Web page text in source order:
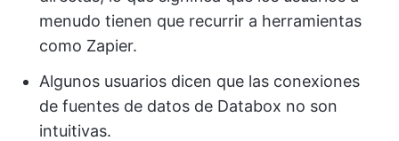
menudo tienen que recurrir a herramientas
como Zapier.
Algunos usuarios dicen que las conexiones
de fuentes de datos de Databox no son
intuitivas.